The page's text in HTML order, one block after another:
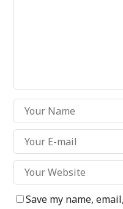
Save my name,